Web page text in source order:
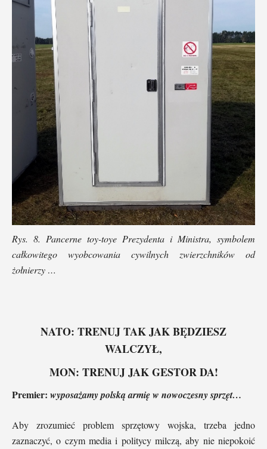
Rys. 8. Pancerne toy-toye Prezydenta i Ministra, symbolem
całkowitego wyobcowania cywilnych zwierzchników od
żołnierzy …
NATO: TRENUJ TAK JAK BĘDZIESZ
WALCZYŁ,
MON: TRENUJ JAK GESTOR DA!
Premier: wyposażamy polską armię w nowoczesny sprzęt…
Aby zrozumieć problem sprzętowy wojska, trzeba jedno
zaznaczyć, o czym media i politycy milczą, aby nie niepokoić